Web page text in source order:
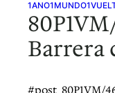
Barrera